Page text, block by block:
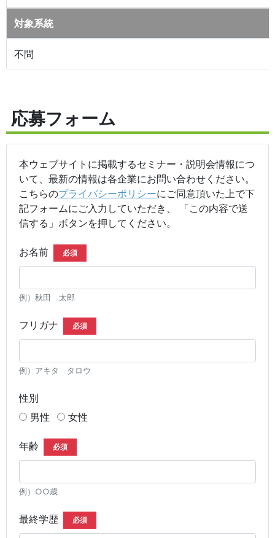
対象系統
不問
応募フォーム
本ウェブサイトに掲載するセミナー・説明会情報につ
いて、最新の情報は各企業にお問い合わせください。
こちらのプライバシーポリシーにご同意頂いた上で下
記フォームにご入力していただき、 「この内容で送
信する」ボタンを押してください。
お名前 必須
例）秋田 太郎
フリガナ 必須
例）アキタ タロウ
性別
男性
女性
年齢 必須
例）○○歳
最終学歴 必須